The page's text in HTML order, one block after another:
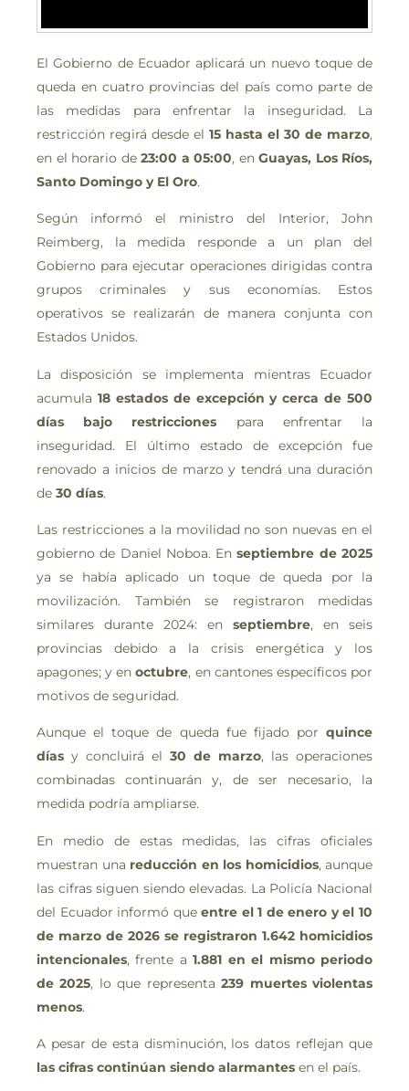
El Gobierno de Ecuador aplicará un nuevo toque de
queda en cuatro provincias del país como parte de
las medidas para enfrentar la inseguridad. La
restricción regirá desde el 15 hasta el 30 de marzo,
en el horario de 23:00 a 05:00, en Guayas, Los Ríos,
Santo Domingo y El Oro.
Según informó el ministro del Interior, John
Reimberg, la medida responde a un plan del
Gobierno para ejecutar operaciones dirigidas contra
grupos criminales y sus economías. Estos
operativos se realizarán de manera conjunta con
Estados Unidos.
La disposición se implementa mientras Ecuador
acumula 18 estados de excepción y cerca de 500
días bajo restricciones para enfrentar la
inseguridad. El último estado de excepción fue
renovado a inicios de marzo y tendrá una duración
de 30 días.
Las restricciones a la movilidad no son nuevas en el
gobierno de Daniel Noboa. Enseptiembre de 2025
ya se había aplicado un toque de queda por la
movilización. También se registraron medidas
similares durante 2024: en septiembre, en seis
provincias debido a la crisis energética y los
apagones; y enoctubre, en cantones específicos por
motivos de seguridad.
Aunque el toque de queda fue fijado por quince
días y concluirá el 30 de marzo, las operaciones
combinadas continuarán y, de ser necesario, la
medida podría ampliarse.
En medio de estas medidas, las cifras oficiales
muestran una reducción en los homicidios, aunque
las cifras siguen siendo elevadas. La Policía Nacional
del Ecuador informó queentre el 1 de enero y el 10
de marzo de 2026 se registraron 1.642 homicidios
intencionales, frente a1.881 en el mismo periodo
de 2025, lo que representa239 muertes violentas
menos.
A pesar de esta disminución, los datos reflejan que
las cifras continúan siendo alarmantes en el país.